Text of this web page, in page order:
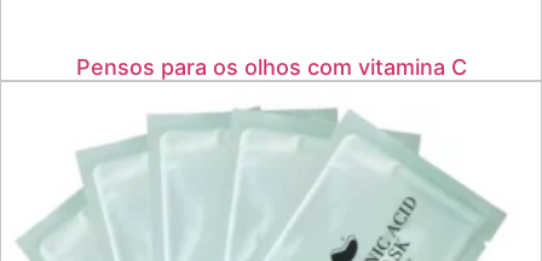
Pensos para os olhos com vitamina C